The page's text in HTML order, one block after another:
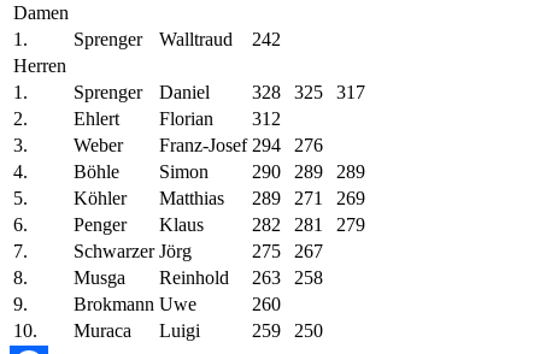
Damen
1.
Sprenger Walltraud
242
Herren
1.
Sprenger Daniel 328 325
317
2.
Ehlert Florian
312
3.
Weber Franz-Josef 294
276
4.
Böhle Simon 290 289
289
5.
Köhler Matthias 289 271
269
6.
Penger Klaus 282 281
279
7.
Schwarzer Jörg 275
267
8.
Musga Reinhold 263
258
9.
Brokmann Uwe
260
10.
Muraca Luigi 259 250